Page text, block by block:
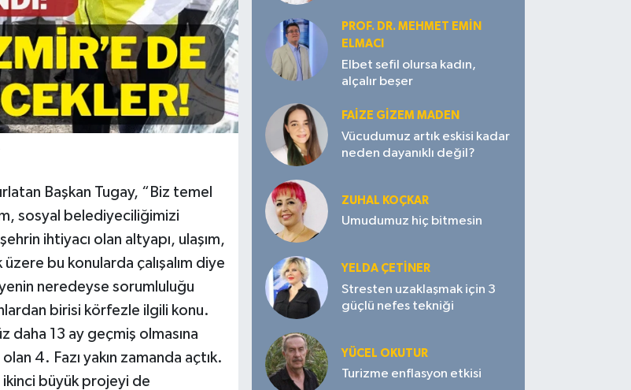
Başkan Tugay, “Biz temel
sosyal belediyeciliğimizi
ihtiyacı olan altyapı, ulaşım,
bu konularda çalışalım diye
neredeyse sorumluluğu
birisi körfezle ilgili konu.
daha 13 ay geçmiş olmasına
4. Fazı yakın zamanda açtık.
ikinci büyük projeyi de
PROF. DR. MEHMET EMIN
ELMACI
Elbet sefil olursa kadın,
alçalır beşer
FAIZE GIZEM MADEN
Vücudumuz artık eskisi kadar
neden dayanıklı değil?
ZUHAL KOÇKAR
Umudumuz hiç bitmesin
YELDA ÇETİNER
Stresten uzaklaşmak için 3
güçlü nefes tekniği
YÜCEL OKUTUR
Turizme enflasyon etkisi